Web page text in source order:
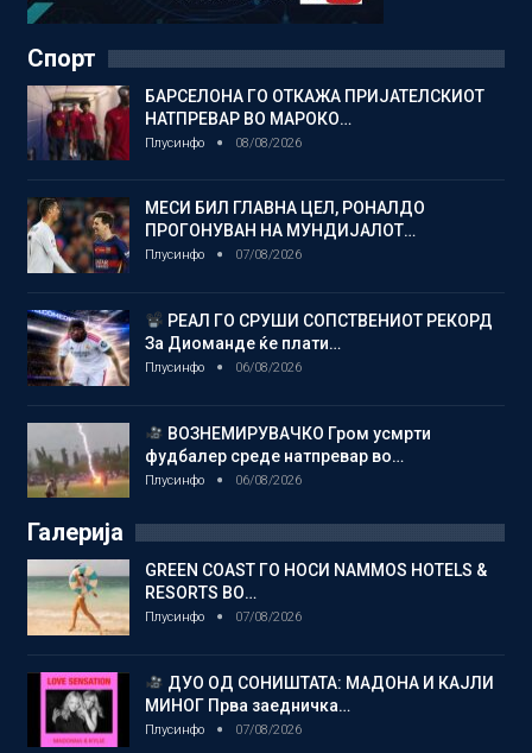
Спорт
БАРСЕЛОНА ГО ОТКАЖА ПРИЈАТЕЛСКИОТ
НАТПРЕВАР ВО МАРОКО…
Плусинфо 08/08/2026
МЕСИ БИЛ ГЛАВНА ЦЕЛ, РОНАЛДО
ПРОГОНУВАН НА МУНДИЈАЛОТ…
Плусинфо 07/08/2026
РЕАЛ ГО СРУШИ СОПСТВЕНИОТ РЕКОРД
За Диоманде ќе плати…
Плусинфо 06/08/2026
ВОЗНЕМИРУВАЧКО Гром усмрти
фудбалер среде натпревар во…
Плусинфо 06/08/2026
Галерија
GREEN COAST ГО НОСИ NAMMOS HOTELS &
RESORTS ВО…
Плусинфо 07/08/2026
ДУО ОД СОНИШТАТА: МАДОНА И КАЈЛИ
МИНОГ Прва заедничка…
Плусинфо 07/08/2026